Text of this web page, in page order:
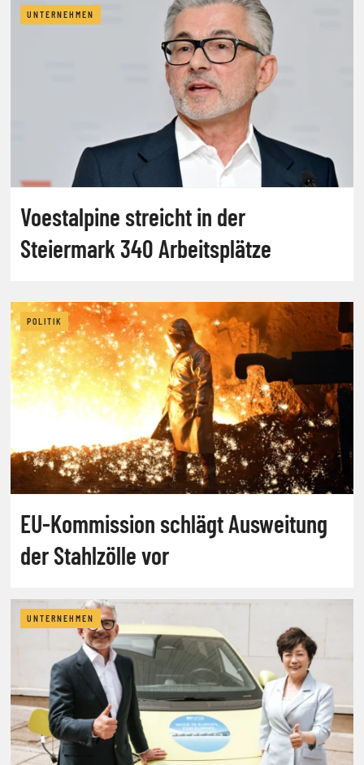
UNTERNEHMEN
Voestalpine streicht in der
Steiermark 340 Arbeitsplätze
POLITIK
EU-Kommission schlägt Ausweitung
der Stahlzölle vor
UNTERNEHMEN